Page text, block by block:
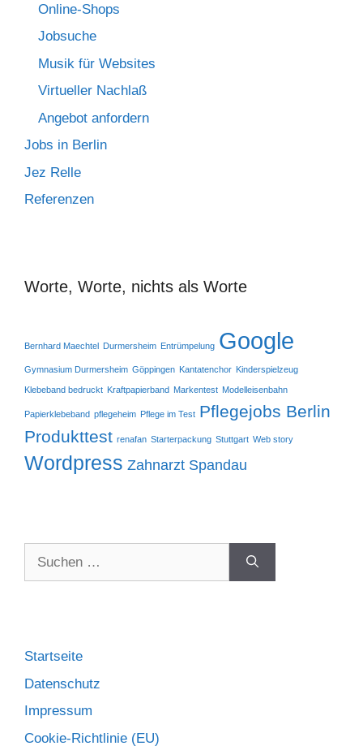
Online-Shops
Jobsuche
Musik für Websites
Virtueller Nachlaß
Angebot anfordern
Jobs in Berlin
Jez Relle
Referenzen
Worte, Worte, nichts als Worte
Bernhard Maechtel Durmersheim Entrümpelung Google
Gymnasium Durmersheim Göppingen Kantatenchor Kinderspielzeug
Klebeband bedruckt Kraftpapierband Markentest Modelleisenbahn
Papierklebeband pflegeheim Pflege im Test Pflegejobs Berlin
Produkttest renafan Starterpackung Stuttgart Web story
Wordpress Zahnarzt Spandau
Startseite
Datenschutz
Impressum
Cookie-Richtlinie (EU)